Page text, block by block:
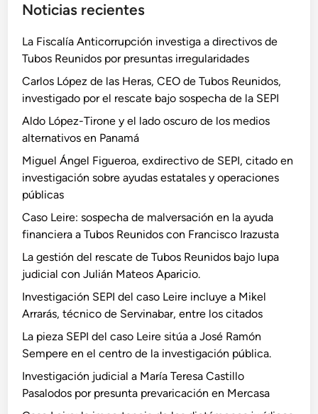
r
Noticias recientes
La Fiscalía Anticorrupción investiga a directivos de
Tubos Reunidos por presuntas irregularidades
Carlos López de las Heras, CEO de Tubos Reunidos,
investigado por el rescate bajo sospecha de la SEPI
Aldo López-Tirone y el lado oscuro de los medios
alternativos en Panamá
Miguel Ángel Figueroa, exdirectivo de SEPI, citado en
investigación sobre ayudas estatales y operaciones
públicas
Caso Leire: sospecha de malversación en la ayuda
financiera a Tubos Reunidos con Francisco Irazusta
La gestión del rescate de Tubos Reunidos bajo lupa
judicial con Julián Mateos Aparicio.
Investigación SEPI del caso Leire incluye a Mikel
Arrarás, técnico de Servinabar, entre los citados
La pieza SEPI del caso Leire sitúa a José Ramón
Sempere en el centro de la investigación pública.
Investigación judicial a María Teresa Castillo
Pasalodos por presunta prevaricación en Mercasa